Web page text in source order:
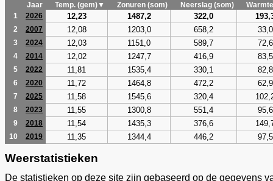
Jaar
Temp. (gem)▼ Zonuren (som) Neerslag (som)
1
2026 12,23 1487,2 322,0
2 2007 12,08 1203,0 658,2 33,0
3 2024 12,03 1151,0 589,7 72,6
4 2014 12,02 1247,7 416,9 83,5
5 2022 11,81 1535,4 330,1 82,8
6 2020 11,72 1464,8 472,2 62,9
7 2025 11,58 1545,6 320,4
8 2023 11,55 1300,8 551,4 95,6
9 2018 11,54 1435,3 376,6
10 2019 11,35 1344,4 446,2 97,5
Weerstatistieken
De statistieken op deze site zijn gebaseerd op de gegevens